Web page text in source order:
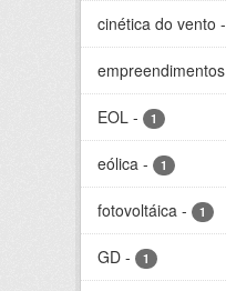
cinética do vento -
empreendimentos
EOL - 1
eólica - 1
fotovoltáica - 1
GD - 1